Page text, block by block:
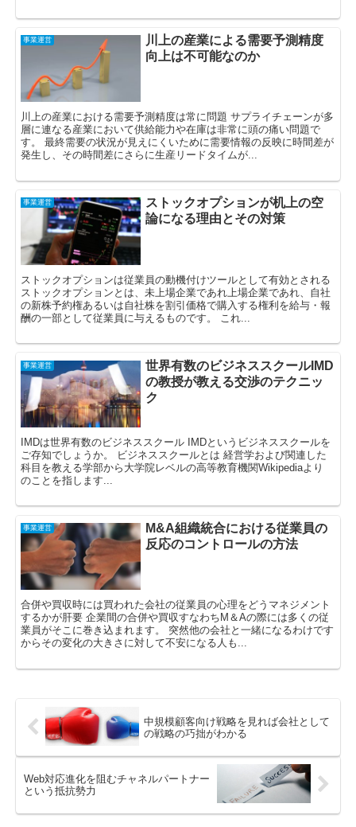
事業運営
川上の産業による需要予測精度
向上は不可能なのか
川上の産業における需要予測精度は常に問題 サプライチェーンが多
層に連なる産業において供給能力や在庫は非常に頭の痛い問題で
す。 最終需要の状況が見えにくいために需要情報の反映に時間差が
発生し、その時間差にさらに生産リードタイムが...
事業運営
ストックオプションが机上の空
論になる理由とその対策
ストックオプションは従業員の動機付けツールとして有効とされる
ストックオプションとは、未上場企業であれ上場企業であれ、自社
の新株予約権あるいは自社株を割引価格で購入する権利を給与・報
酬の一部として従業員に与えるものです。 これ...
事業運営
世界有数のビジネススクールIMD
の教授が教える交渉のテクニッ
ク
IMDは世界有数のビジネススクール IMDというビジネススクールを
ご存知でしょうか。 ビジネススクールとは 経営学および関連した
科目を教える学部から大学院レベルの高等教育機関Wikipediaより
のことを指します...
事業運営
M&A組織統合における従業員の
反応のコントロールの方法
合併や買収時には買われた会社の従業員の心理をどうマネジメント
するかが肝要 企業間の合併や買収すなわちM＆Aの際には多くの従
業員がそこに巻き込まれます。 突然他の会社と一緒になるわけです
からその変化の大きさに対して不安になる人も...
中規模顧客向け戦略を見れば会社として
の戦略の巧拙がわかる
Web対応進化を阻むチャネルパートナー
という抵抗勢力